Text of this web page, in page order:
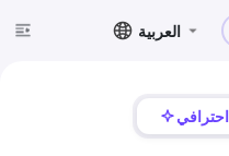
العربية
احترافي